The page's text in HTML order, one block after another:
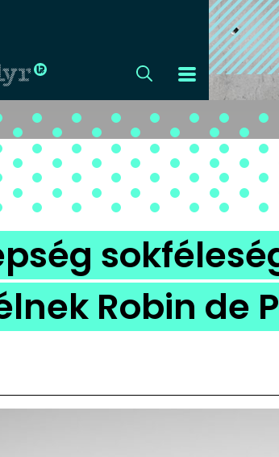
CÍMLAP
DIZÁJN
DIVAT
HIP
KULT
ZENE
Robin de